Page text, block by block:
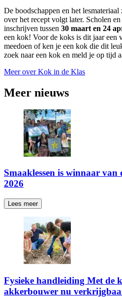
De boodschappen en het
over het recept volgt later. Scholen
inschrijven tussen 30 maart en 24
een kok! Voor de koks is dit jaar een
meedoen of ken je een kok die dit
zoek naar een kok en meld je op tijd
Meer over Kok in de Klas
Meer nieuws
Smaaklessen is winnaar
2026
Lees meer
Fysieke handleiding Met de
akkerbouwer nu